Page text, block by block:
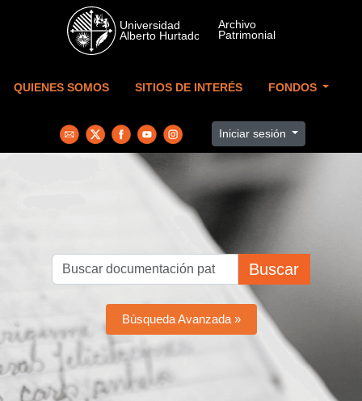
Skip to main content
QUIENES SOMOS SITIOS DE INTERÉS FONDOS
Iniciar sesión
Buscar
Búsqueda Avanzada »